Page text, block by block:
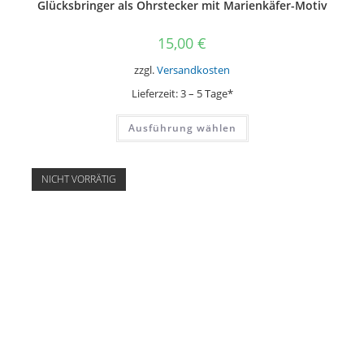
Glücksbringer als Ohrstecker mit Marienkäfer-Motiv
15,00 €
zzgl.Versandkosten
Lieferzeit:3 – 5 Tage*
Ausführung wählen
Dieses
weist
NICHT VORRÄTIG